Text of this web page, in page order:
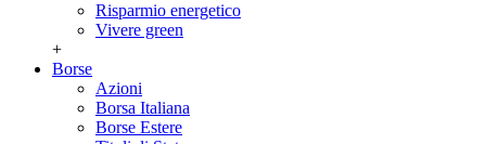
Risparmio energetico
Vivere green
+
Borse
Azioni
Borsa Italiana
Borse Estere